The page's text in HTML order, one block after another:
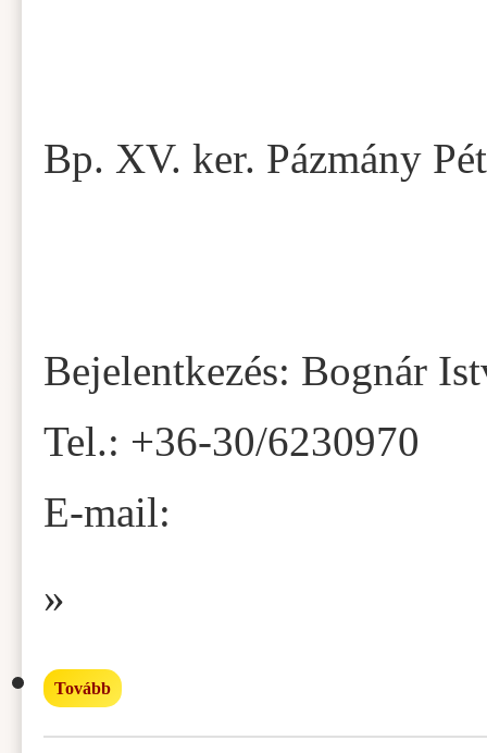
Bp. XV. ker. Pázmány
Bejelentkezés: Bognár
Tel.: +36-30/6230970
E-mail:
»
Tovább